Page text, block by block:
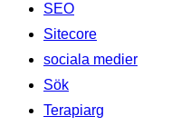
SEO
Sitecore
sociala medier
Sök
Terapiarg